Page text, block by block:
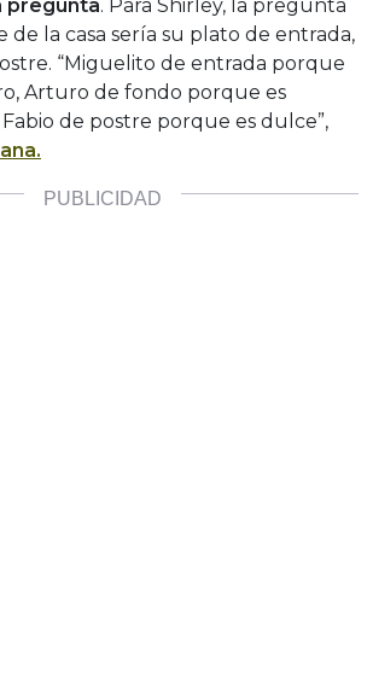
pregunta. Para Shirley, la pregunta
la casa sería su plato de entrada,
“Miguelito de entrada porque
Arturo de fondo porque es
de postre porque es dulce”,